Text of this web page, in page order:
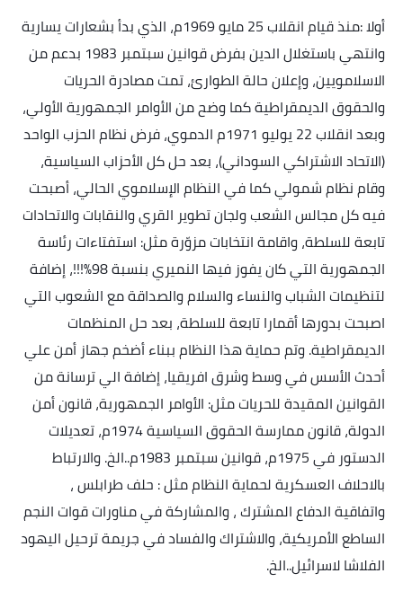
أولا :منذ قيام انقلاب 25 مايو 1969م، الذي بدأ بشعارات يسارية
وانتهي باستغلال الدين بفرض قوانين سبتمبر 1983 بدعم من
الاسلامويين، وإعلان حالة الطوارئ، تمت مصادرة الحريات
والحقوق الديمقراطية كما وضح من الأوامر الجمهورية الأولي،
وبعد انقلاب 22 يوليو 1971م الدموي، فرض نظام الحزب الواحد
(الاتحاد الاشتراكي السوداني)، بعد حل كل الأحزاب السياسية،
وقام نظام شمولي كما في النظام الإسلاموي الحالي، أصبحت
فيه كل مجالس الشعب ولجان تطوير القري والنقابات والاتحادات
تابعة للسلطة، واقامة انتخابات مزوّرة مثل: استفتاءات رئاسة
الجمهورية التي كان يفوز فيها النميري بنسبة 98%!!!، إضافة
لتنظيمات الشباب والنساء والسلام والصداقة مع الشعوب التي
اصبحت بدورها أقمارا تابعة للسلطة، بعد حل المنظمات
الديمقراطية. وتم حماية هذا النظام ببناء أضخم جهاز أمن علي
أحدث الأسس في وسط وشرق افريقيا، إضافة الي ترسانة من
القوانين المقيدة للحريات مثل: الأوامر الجمهورية، قانون أمن
الدولة، قانون ممارسة الحقوق السياسية 1974م، تعديلات
الدستور في 1975م، قوانين سبتمبر 1983م..الخ. والارتباط
بالاحلاف العسكرية لحماية النظام مثل : حلف طرابلس ،
واتفاقية الدفاع المشترك ، والمشاركة في مناورات قوات النجم
الساطع الأمريكية، والاشتراك والفساد في جريمة ترحيل اليهود
الفلاشا لاسرائيل..الخ.